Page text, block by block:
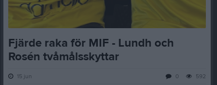
Fjärde raka för MIF - Lundh och
Rosén tvåmålsskyttar
15 jun 592
0